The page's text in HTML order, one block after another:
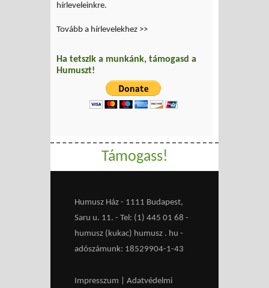
hírleveleinkre.
Tovább a hírlevelekhez >>
Ha tetszik a munkánk, támogasd a
Humuszt!
Támogass!
Humusz Ház - 1111 Budapest,
Saru u. 11. - Tel: (1) 445 01 68 -
humusz (kukac) humusz . hu -
adószámunk: 18529904-1-43
Impresszum Adatvédelmi